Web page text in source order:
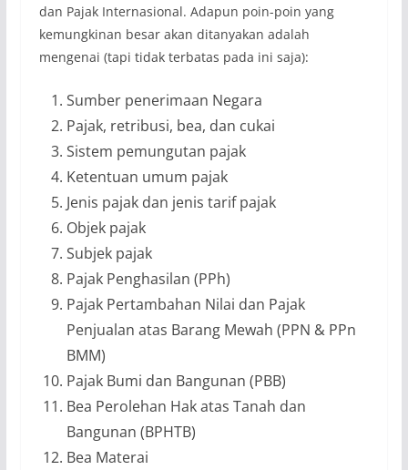
dan Pajak Internasional. Adapun poin-poin yang
kemungkinan besar akan ditanyakan adalah
mengenai (tapi tidak terbatas pada ini saja):
Sumber penerimaan Negara
Pajak, retribusi, bea, dan cukai
Sistem pemungutan pajak
Ketentuan umum pajak
Jenis pajak dan jenis tarif pajak
Objek pajak
Subjek pajak
Pajak Penghasilan (PPh)
Pajak Pertambahan Nilai dan Pajak
Penjualan atas Barang Mewah (PPN & PPn
BMM)
Pajak Bumi dan Bangunan (PBB)
Bea Perolehan Hak atas Tanah dan
Bangunan (BPHTB)
Bea Materai